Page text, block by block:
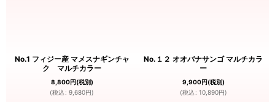
No.1 フィジー産 マメスナギンチャ
ク マルチカラー
8,800円(税別)
(税込 : 9,680円)
No.１２ オオバナサンゴ マルチカラ
ー
9,900円(税別)
(税込 : 10,890円)